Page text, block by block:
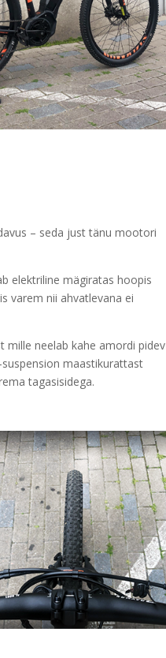
– seda just tänu mootori
elektriline mägiratas hoopis
varem nii ahvatlevana ei
neelab kahe amordi pidev
maastikurattast
tagasisidega.